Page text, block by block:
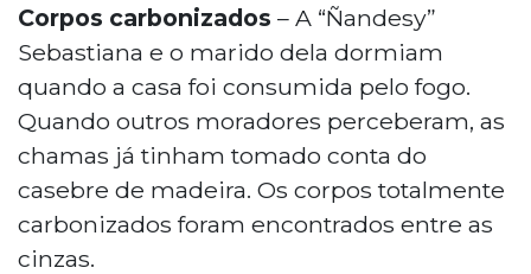
Corpos carbonizados – A “Ñandesy”
Sebastiana e o marido dela dormiam
quando a casa foi consumida pelo fogo.
Quando outros moradores perceberam, as
chamas já tinham tomado conta do
casebre de madeira. Os corpos totalmente
carbonizados foram encontrados entre as
cinzas.